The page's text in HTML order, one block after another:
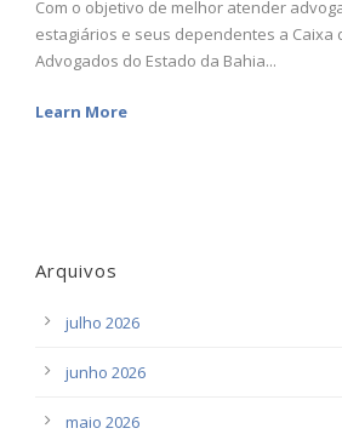
Com o objetivo de melhor atender
estagiários e seus dependentes a Caixa
Advogados do Estado da Bahia...
Learn More
Arquivos
julho 2026
junho 2026
maio 2026